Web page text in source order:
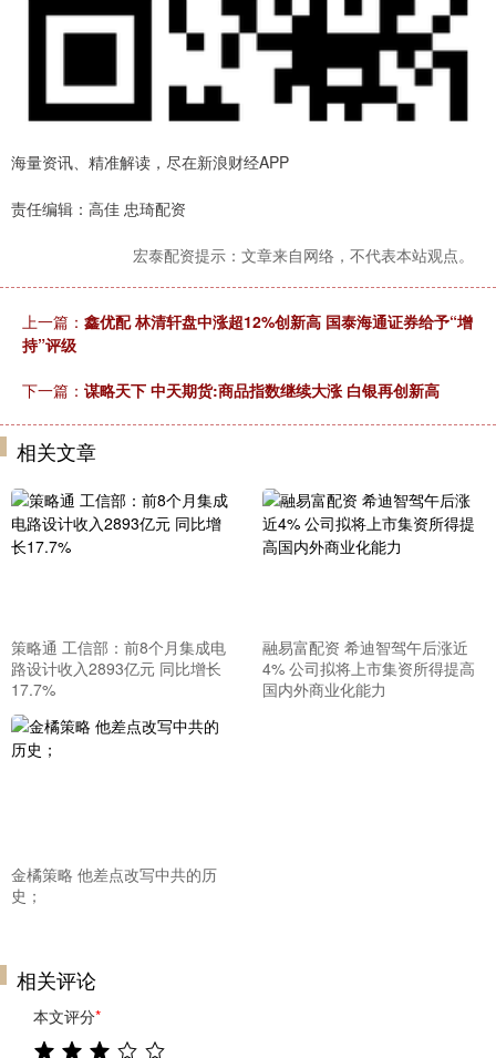
海量资讯、精准解读，尽在新浪财经APP
责任编辑：高佳 忠琦配资
宏泰配资提示：文章来自网络，不代表本站观点。
上一篇： 鑫优配 林清轩盘中涨超12%创新高 国泰海通证券给予“增
持”评级
下一篇： 谋略天下 中天期货:商品指数继续大涨 白银再创新高
相关文章
策略通 工信部：前8个月集成电
路设计收入2893亿元 同比增长
17.7%
融易富配资 希迪智驾午后涨近
4% 公司拟将上市集资所得提高
国内外商业化能力
金橘策略 他差点改写中共的历
史；
相关评论
本文评分*